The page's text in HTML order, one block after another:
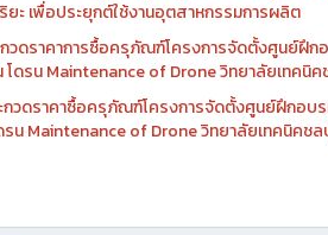
ยะ เพื่อประยุกต์ใช้งานอุตสาหกรรมการผลิต
กวดราคาการซื้อครุภัณฑ์โครงการจัดตั้งศูนย์ฝึก
โดรน Maintenance of Drone วิทยาลัยเทคนิ
กวดราคาซื้อครุภัณฑ์โครงการจัดตั้งศูนย์ฝึกอบ
รน Maintenance of Drone วิทยาลัยเทคนิคช